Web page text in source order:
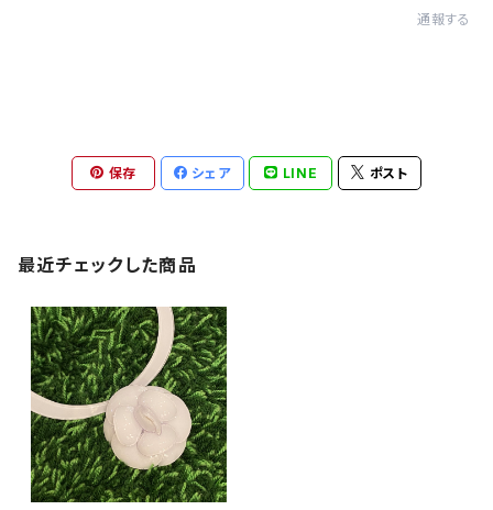
通報する
保存 シェア LINE ポスト
最近チェックした商品